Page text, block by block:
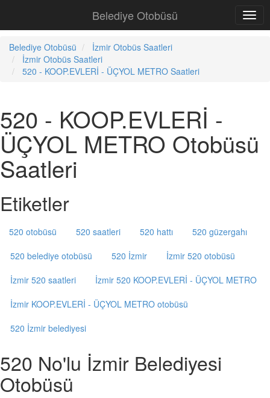
Belediye Otobüsü
Belediye Otobüsü
İzmir Otobüs Saatleri
İzmir Otobüs Saatleri
520 - KOOP.EVLERİ - ÜÇYOL METRO Saatleri
520 - KOOP.EVLERİ -
ÜÇYOL METRO Otobüsü
Saatleri
Etiketler
520 otobüsü 520 saatleri 520 hattı
520 güzergahı
520 belediye otobüsü
520 İzmir
İzmir 520 otobüsü
İzmir 520 saatleri
İzmir 520 KOOP.EVLERİ - ÜÇYOL METRO
İzmir KOOP.EVLERİ - ÜÇYOL METRO otobüsü
520 İzmir belediyesi
520 No'lu İzmir Belediyesi
Otobüsü